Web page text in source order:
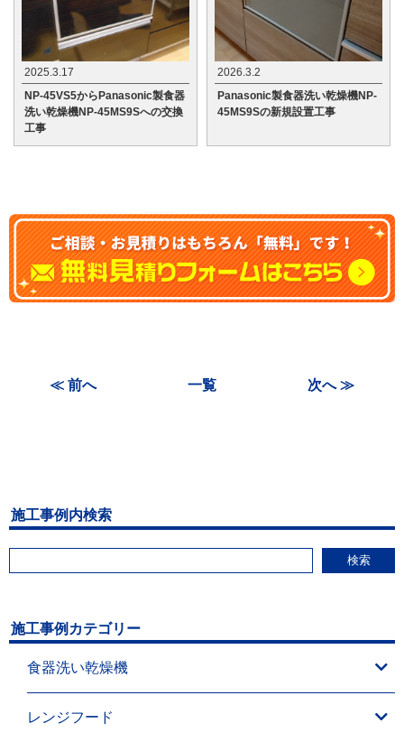
2025.3.17
NP-45VS5からPanasonic製食器
洗い乾燥機NP-45MS9Sへの交換
工事
2026.3.2
Panasonic製食器洗い乾燥機NP-
45MS9Sの新規設置工事
≪ 前へ 一覧 次へ ≫
施工事例内検索
検索
施工事例カテゴリー
食器洗い乾燥機
レンジフード